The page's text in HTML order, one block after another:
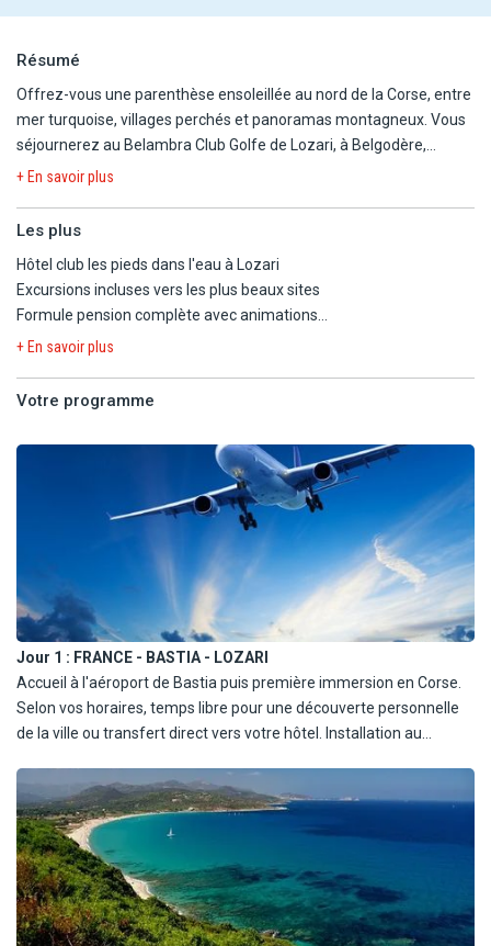
Résumé
Offrez-vous une parenthèse ensoleillée au nord de la Corse, entre
mer turquoise, villages perchés et panoramas montagneux. Vous
séjournerez au Belambra Club Golfe de Lozari, à Belgodère,
idéalement situé au cœur de la Balagne, les pieds dans l'eau, dans
départ de superbes excursions incluses. Au fil des jours, laissez-
vous séduire par le charme des villages de Balagne, les vues
spectaculaires depuis la citadelle de Calvi, les paysages sauvages
du Cap Corse et les mythiques Calanques de Piana. Une escapade
détente balnéaire et grands sites corses.
+ En savoir plus
Les plus
Hôtel club les pieds dans l'eau à Lozari
Excursions incluses vers les plus beaux sites
Formule pension complète avec animations
L'alliance parfaite entre détente et découvertes
+ En savoir plus
Votre programme
Jour 1 : FRANCE - BASTIA - LOZARI
Accueil à l'aéroport de Bastia puis première immersion en Corse.
Selon vos horaires, temps libre pour une découverte personnelle
de la ville ou transfert direct vers votre hôtel. Installation au
avec dîner à l'hôtel.